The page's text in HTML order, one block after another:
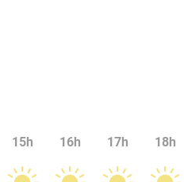
15h 16h 17h 18h